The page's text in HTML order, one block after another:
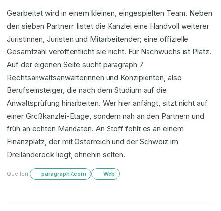
Gearbeitet wird in einem kleinen, eingespielten Team. Neben
den sieben Partnern listet die Kanzlei eine Handvoll weiterer
Juristinnen, Juristen und Mitarbeitender; eine offizielle
Gesamtzahl veröffentlicht sie nicht. Für Nachwuchs ist Platz.
Auf der eigenen Seite sucht paragraph 7
Rechtsanwaltsanwärterinnen und Konzipienten, also
Berufseinsteiger, die nach dem Studium auf die
Anwaltsprüfung hinarbeiten. Wer hier anfängt, sitzt nicht auf
einer Großkanzlei-Etage, sondern nah an den Partnern und
früh an echten Mandaten. An Stoff fehlt es an einem
Finanzplatz, der mit Österreich und der Schweiz im
Dreiländereck liegt, ohnehin selten.
Quellen: paragraph7.com Web